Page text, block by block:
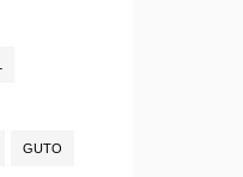
GUTO